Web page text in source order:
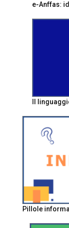
e-Anffas:
Il
Pillole